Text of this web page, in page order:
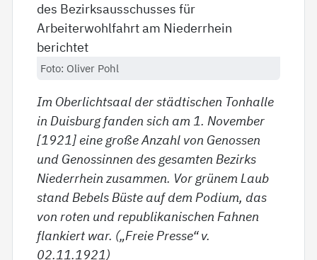
Foto: Oliver Pohl
Im Oberlichtsaal der städtischen Tonhalle
in Duisburg fanden sich am 1. November
[1921] eine große Anzahl von Genossen
und Genossinnen des gesamten Bezirks
Niederrhein zusammen. Vor grünem Laub
stand Bebels Büste auf dem Podium, das
von roten und republikanischen Fahnen
flankiert war. („Freie Presse“ v.
02.11.1921)